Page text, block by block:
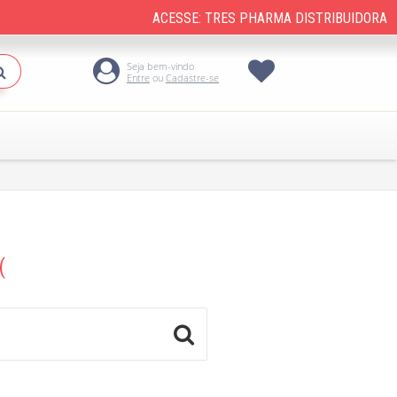
BuscarSeja bem-vindo
Entre ou Cadastre-se
ACESSE: TRES PHARMA DISTRIBUIDORA